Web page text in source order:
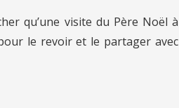
qu’une visite du Père Noël à
le revoir et le partager avec